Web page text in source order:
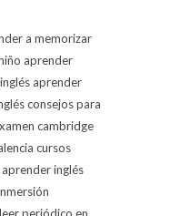
a memorizar
aprender
aprender
consejos para
cambridge
cursos
inglés